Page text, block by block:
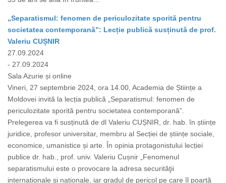
„Separatismul: fenomen de periculozitate sporită pentru
societatea contemporană”: Lecție publică susținută de prof.
Valeriu CUȘNIR
27.09.2024
- 27.09.2024
Sala Azurie și online
Vineri, 27 septembrie 2024, ora 14.00, Academia de Științe a
Moldovei invită la lecția publică „Separatismul: fenomen de
periculozitate sporită pentru societatea contemporană”.
Prelegerea va fi susținută de dl Valeriu CUȘNIR, dr. hab. în științe
juridice, profesor universitar, membru al Secției de științe sociale,
economice, umanistice și arte. În opinia protagonistului lecției
publice dr. hab., prof. univ. Valeriu Cușnir „Fenomenul
separatismului este o provocare la adresa securităţii
internaționale și naționale, iar gradul de pericol pe care îl poartă